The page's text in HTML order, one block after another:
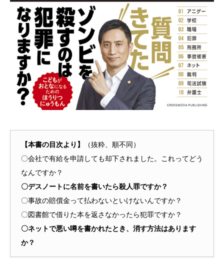
【本書の目次より】
（抜粋、順不同）
〇会社で有給を申請しても却下されました。これってどう
なんですか？
〇デスノートに名前を書いたら殺人罪ですか？
〇事故の賠償金って払わないといけないんですか？
〇図書館で借りた本を返さなかったら犯罪ですか？
〇ネットで悪い噂を書かれたとき、消す方法はあります
か？